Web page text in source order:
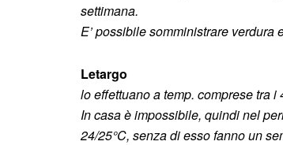
settimana.
E’ possibile somministrare
Letargo
lo effettuano a temp. comprese tra i
In casa è impossibile, quindi nel
24/25°C, senza di esso fanno un